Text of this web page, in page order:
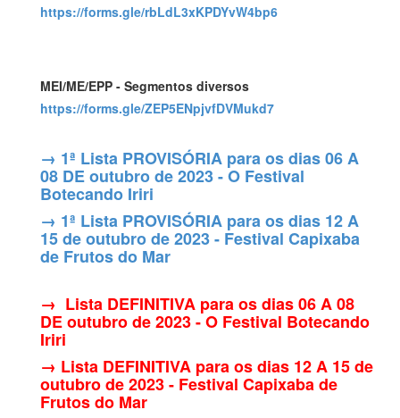
https://forms.gle/rbLdL3xKPDYvW4bp6
MEI/ME/EPP - Segmentos diversos
https://forms.gle/ZEP5ENpjvfDVMukd7
→ 1ª Lista PROVISÓRIA para os dias 06 A
08 DE outubro de 2023 - O Festival
Botecando Iriri
→ 1ª Lista PROVISÓRIA para os dias 12 A
15 de outubro de 2023 - Festival Capixaba
de Frutos do Mar
→ Lista DEFINITIVA para os dias 06 A 08
DE outubro de 2023 - O Festival Botecando
Iriri
→ Lista DEFINITIVA para os dias 12 A 15 de
outubro de 2023 - Festival Capixaba de
Frutos do Mar